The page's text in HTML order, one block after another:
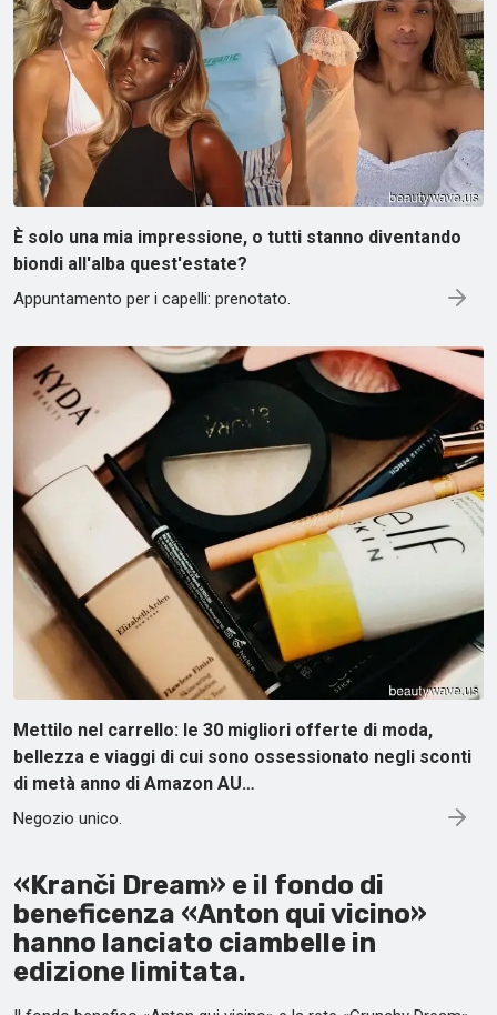
È solo una mia impressione, o tutti stanno diventando
biondi all'alba quest'estate?
Appuntamento per i capelli: prenotato.
Mettilo nel carrello: le 30 migliori offerte di moda,
bellezza e viaggi di cui sono ossessionato negli sconti
di metà anno di Amazon AU…
Negozio unico.
«Kranči Dream» e il fondo di
beneficenza «Anton qui vicino»
hanno lanciato ciambelle in
edizione limitata.